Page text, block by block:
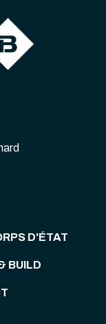
D'ÉTAT
BUILD